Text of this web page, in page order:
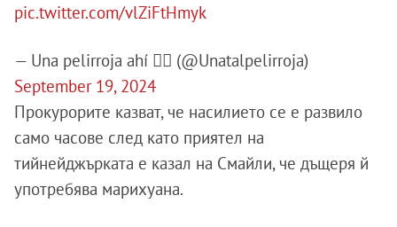
pic.twitter.com/vlZiFtHmyk
— Una pelirroja ahí ☣ (@Unatalpelirroja)
September 19, 2024
Прокурорите казват, че насилието се е развило
само часове след като приятел на
тийнейджърката е казал на Смайли, че дъщеря й
употребява марихуана.